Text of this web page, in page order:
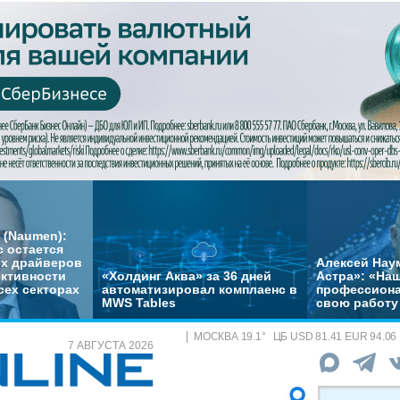
остается
драйверов
секторах
«Холдинг Аква» за 36 дней
автоматизировал комплаенс в
MWS Tables
Алексей
Астра»:
свою работу
7 АВГУСТА 2026
МОСКВА 19.1° ЦБ USD 81.41 EUR 94.06